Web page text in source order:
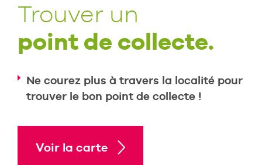
Trouver un
point de collecte.
Ne courez plus à travers la localité pour
trouver le bon point de collecte !
Voir la carte